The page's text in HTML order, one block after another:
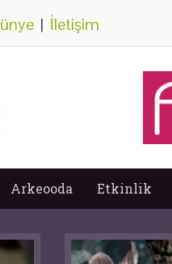
| İletişim
Arkeooda Etkinlik